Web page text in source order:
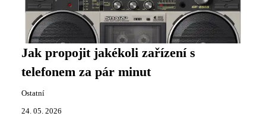
Jak propojit jakékoli zařízení s
telefonem za pár minut
Ostatní
24. 05. 2026